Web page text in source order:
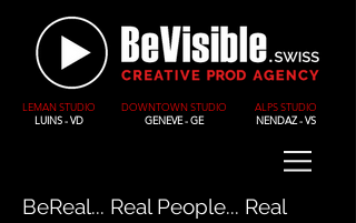
LEMAN STUDIO
LUINS - VD
DOWNTOWN STUDIO
GENEVE - GE
ALPS STUDIO
NENDAZ - VS
BeReal... Real People... Real